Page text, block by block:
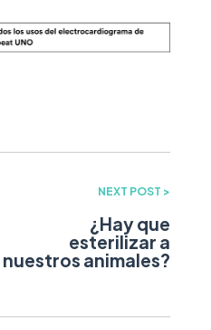
NEXT POST >
¿Hay que
esterilizar a
nuestros animales?